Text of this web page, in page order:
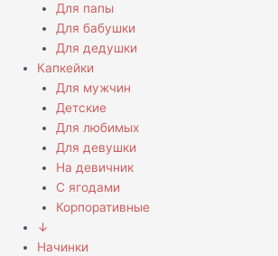
Для папы
Для бабушки
Для дедушки
Капкейки
Для мужчин
Детские
Для любимых
Для девушки
На девичник
С ягодами
Корпоративные
↓
Начинки